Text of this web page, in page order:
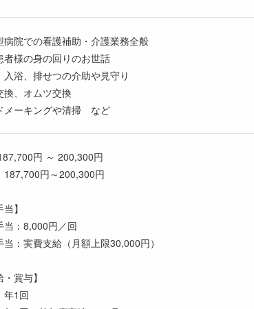
病院での看護補助・介護業務全般
者様の身の回りのお世話
入浴、排せつの介助や見守り
換、オムツ交換
メーキングや清掃 など
円 ～ 200,300円
187,700円～200,300円
当】
当：8,000円／回
当：実費支給（月額上限30,000円）
・賞与】
年1回